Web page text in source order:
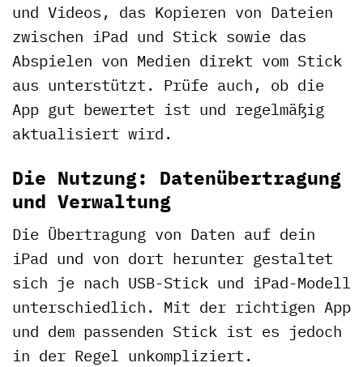
und Videos, das Kopieren von Dateien
zwischen iPad und Stick sowie das
Abspielen von Medien direkt vom Stick
aus unterstützt. Prüfe auch, ob die
App gut bewertet ist und regelmäßig
aktualisiert wird.
Die Nutzung: Datenübertragung
und Verwaltung
Die Übertragung von Daten auf dein
iPad und von dort herunter gestaltet
sich je nach USB-Stick und iPad-Modell
unterschiedlich. Mit der richtigen App
und dem passenden Stick ist es jedoch
in der Regel unkompliziert.